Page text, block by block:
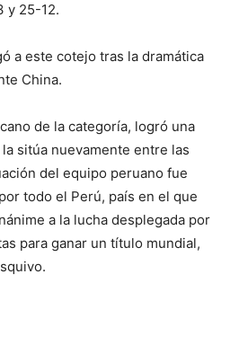
y 25-12.
a este cotejo tras la dramática
China.
de la categoría, logró una
sitúa nuevamente entre las
del equipo peruano fue
todo el Perú, país en el que
a la lucha desplegada por
para ganar un título mundial,